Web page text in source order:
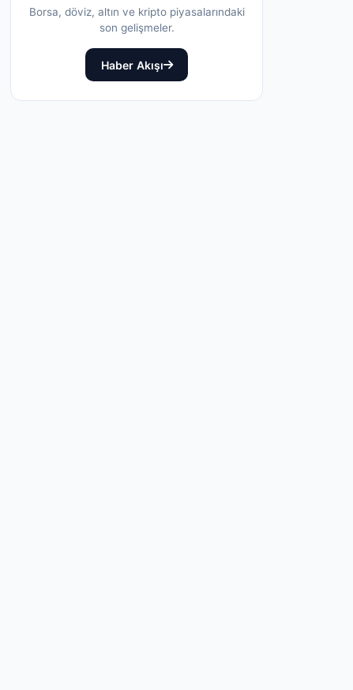
Borsa, döviz, altın ve kripto piyasalarındaki
son gelişmeler.
Haber Akışı